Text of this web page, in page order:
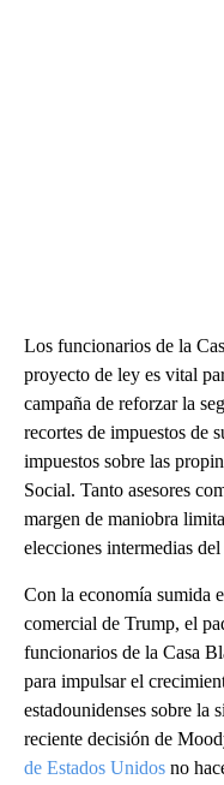
Los funcionarios de la
proyecto de ley es vital
campaña de reforzar la
recortes de impuestos de
impuestos sobre las
Social. Tanto asesores
margen de maniobra
elecciones intermedias
Con la economía sumida
comercial de Trump, el
funcionarios de la Casa
para impulsar el
estadounidenses sobre la
reciente decisión de
de Estados Unidos no